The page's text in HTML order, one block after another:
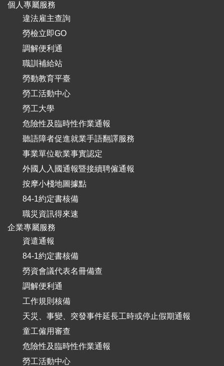
個人專屬服務
違法雇主查詢
勞檢立即GO
調解便利通
職訓補給站
勞動教育平臺
勞工活動中心
勞工大學
危險性及臨時性作業通報
聽語障者促進就業手語翻譯服務
事業單位歇業事實認定
外國人入國通報暨接續聘僱通報
按摩小棧地圖據點
84-1約定書核備
職災資訊得來速
企業專屬服務
資遣通報
84-1約定書核備
勞資會議代表名冊備查
調解便利通
工作規則核備
天災、事變、突發事件延長工時或停止假期通報
童工僱用審查
危險性及臨時性作業通報
勞工活動中心